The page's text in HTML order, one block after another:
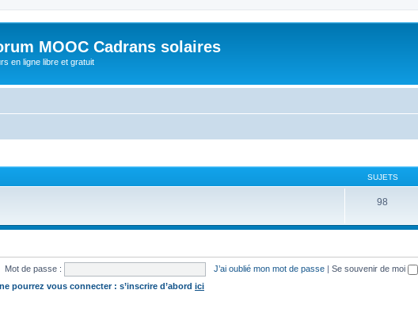
MOOC Cadrans solaires
en ligne libre et gratuit
SUJETS
98
Mot de passe : J’ai oublié mon mot de passe | Se souvenir de moi
pourrez vous connecter : s’inscrire d’abord ici